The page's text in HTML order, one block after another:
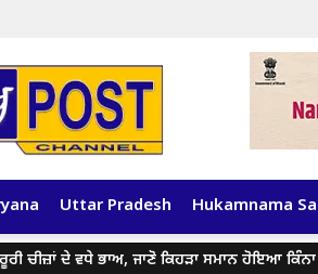
Uttar Pradesh Hukamnama
ਦੇ ਵਧੇ ਭਾਅ, ਜਾਣੋ ਕਿਹੜਾ ਸਮਾਨ ਹੋਇਆ ਕਿੰਨਾ ਮਹਿੰਗਾ